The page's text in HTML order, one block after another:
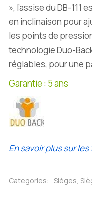
», l’assise du DB-
en inclinaison pour
les points de
technologie Duo-
réglables, pour une
Garantie : 5 ans
En savoir plus sur
Categories: , Sièges,